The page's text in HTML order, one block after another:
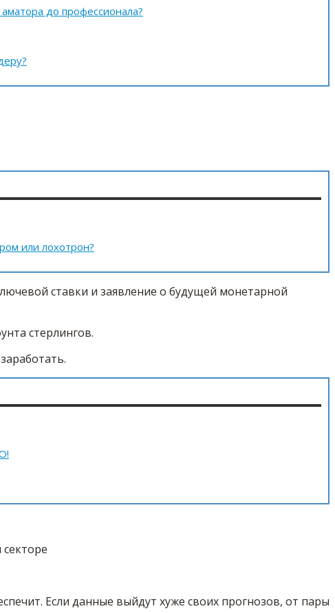
до профессионала?
или лохотрон?
ставки и заявление о будущей монетарной
стерлингов.
Если данные выйдут хуже своих прогнозов, от пары